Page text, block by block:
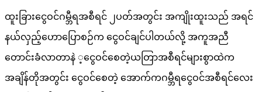
ထူးခြားငွေဝင်ဂမ္ဘီရအစီရင် ၂ပတ်အတွင်း အကျိုးထူးသည် အရင်
နယ်လှည့်ဟောပြောစဉ်က ငွေဝင်ချင်ပါတယ်လို့ အကူအညီ
တောင်းခံလာတာနဲ ့ငွေဝင်စေတဲ့ယတြာအစီရင်များစွာထဲက
အချိန်တိုအတွင်း ငွေဝင်စေတဲ့ အောက်ကဂမ္ဘီရငွေဝင်အစီရင်လေး